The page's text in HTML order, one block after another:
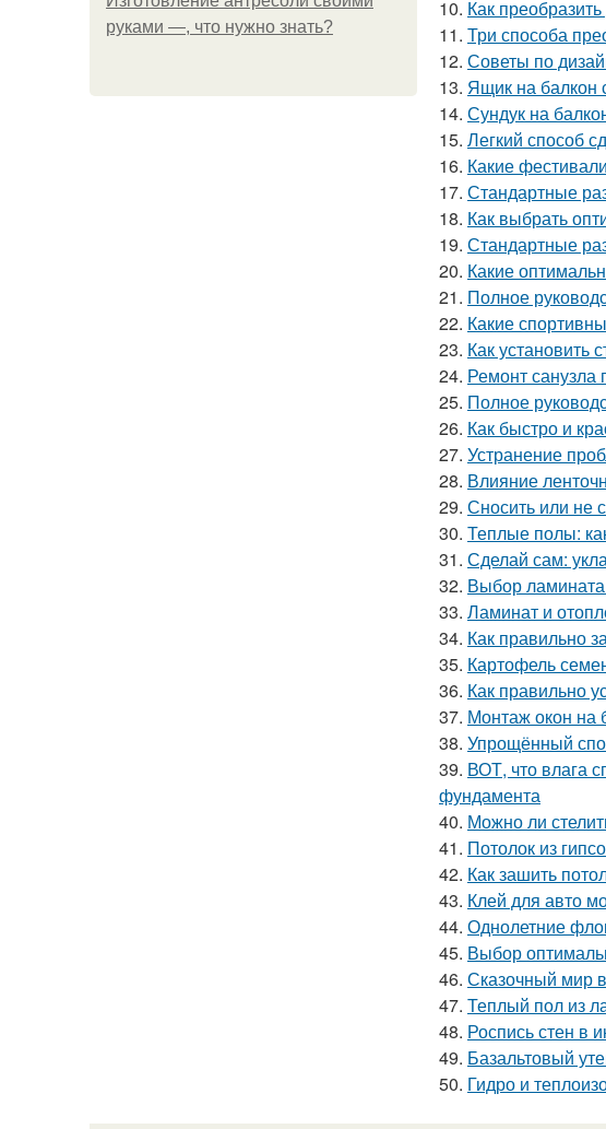
руками —, что нужно знать?
10. Как
11. Три способа
12. Советы по
13. Ящик на балкон
14. Сундук на
15. Легкий способ
16. Какие
17. Стандартные
18. Как выбрать
19. Стандартные
20. Какие
21. Полное
22. Какие
23. Как установить
24. Ремонт санузла
25. Полное
26. Как быстро и
27. Устранение
28. Влияние
29. Сносить или не
30. Теплые полы:
31. Сделай сам:
32. Выбор
33. Ламинат и
34. Как правильно
35. Картофель
36. Как правильно
37. Монтаж окон на
38. Упрощённый
39. ВОТ, что влага
фундамента
40. Можно ли
41. Потолок из
42. Как зашить
43. Клей для авто
44. Однолетние
45. Выбор
46. Сказочный мир
47. Теплый пол из
48. Роспись стен в
49. Базальтовый
50. Гидро и